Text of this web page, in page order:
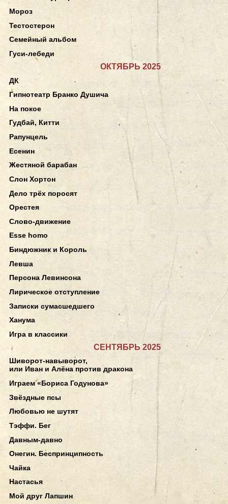
Мороз
Тестостерон
Семейный альбом
Гуси-лебеди
ОКТЯБРЬ 2025
ДК
Гипнотеатр Бранко Душича
На покое
Гудбай, Китти
Рапунцель
Есенин
Жестяной барабан
Слон Хортон
Дело трёх поросят
Орестея
Слово-движение
Esse homo
Биндюжник и Король
Левша
Персона Левинсона
Лирическое отступление
Записки сумасшедшего
Ханума
Игра в классики
СЕНТЯБРЬ 2025
Шиворот-навыворот,
или Иван и Алёна против дракона
Играем «Бориса Годунова»
Звёздные псы
Любовью не шутят
Тэффи. Бег
Давным-давно
Онегин. Беспринципность
Чайка
Настасья
Мой друг Лапшин